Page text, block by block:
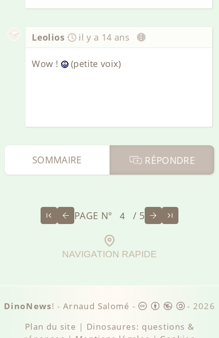
Leolios il y a 14 ans
Wow ! (petite voix)
RÉPONDRE
SOMMAIRE
PAGE N° / 5
NAVIGATION RAPIDE
DinoNews! -Arnaud Salomé - - 2026
Plan du site | Dinosaures: questions &